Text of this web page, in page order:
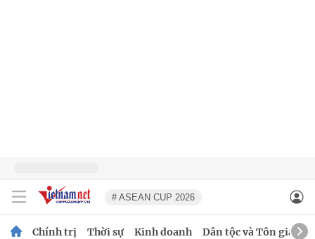
# ASEAN CUP 2026
Chính trị Thời sự Kinh doanh Dân tộc và Tôn giáo